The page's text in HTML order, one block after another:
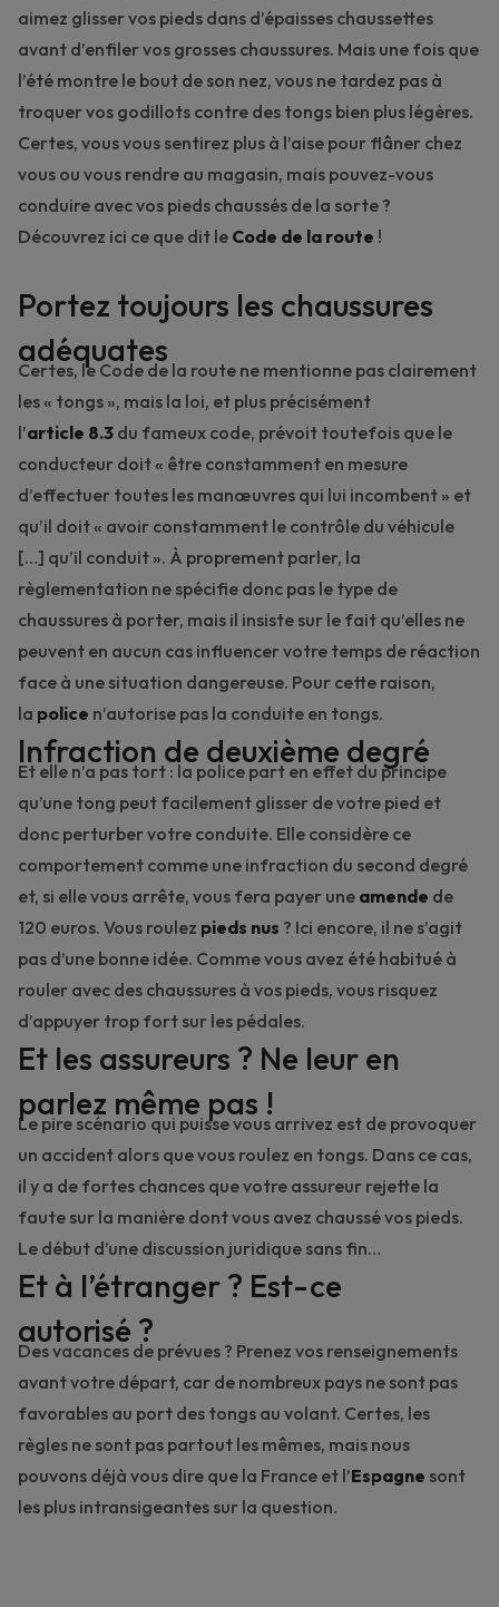
aimez glisser vos pieds dans d’épaisses chaussettes
avant d’enfiler vos grosses chaussures. Mais une fois que
l’été montre le bout de son nez, vous ne tardez pas à
troquer vos godillots contre des tongs bien plus légères.
Certes, vous vous sentirez plus à l’aise pour flâner chez
vous ou vous rendre au magasin, mais pouvez-vous
conduire avec vos pieds chaussés de la sorte ?
Découvrez ici ce que dit le Code de la route !
Portez toujours les chaussures
adéquates
Certes, le Code de la route ne mentionne pas clairement
les « tongs », mais la loi, et plus précisément
l’article 8.3 du fameux code, prévoit toutefois que le
conducteur doit « être constamment en mesure
d’effectuer toutes les manœuvres qui lui incombent » et
qu’il doit « avoir constamment le contrôle du véhicule
[…] qu’il conduit ». À proprement parler, la
règlementation ne spécifie donc pas le type de
chaussures à porter, mais il insiste sur le fait qu’elles ne
peuvent en aucun cas influencer votre temps de réaction
face à une situation dangereuse. Pour cette raison,
la police n’autorise pas la conduite en tongs.
Infraction de deuxième degré
Et elle n’a pas tort : la police part en effet du principe
qu’une tong peut facilement glisser de votre pied et
donc perturber votre conduite. Elle considère ce
comportement comme une infraction du second degré
et, si elle vous arrête, vous fera payer une amende de
120 euros. Vous roulez pieds nus ? Ici encore, il ne s’agit
pas d’une bonne idée. Comme vous avez été habitué à
rouler avec des chaussures à vos pieds, vous risquez
d’appuyer trop fort sur les pédales.
Et les assureurs ? Ne leur en
parlez même pas !
Le pire scénario qui puisse vous arrivez est de provoquer
un accident alors que vous roulez en tongs. Dans ce cas,
il y a de fortes chances que votre assureur rejette la
faute sur la manière dont vous avez chaussé vos pieds.
Le début d’une discussion juridique sans fin…
Et à l’étranger ? Est-ce
autorisé ?
Des vacances de prévues ? Prenez vos renseignements
avant votre départ, car de nombreux pays ne sont pas
favorables au port des tongs au volant. Certes, les
règles ne sont pas partout les mêmes, mais nous
pouvons déjà vous dire que la France et l’Espagne sont
les plus intransigeantes sur la question.